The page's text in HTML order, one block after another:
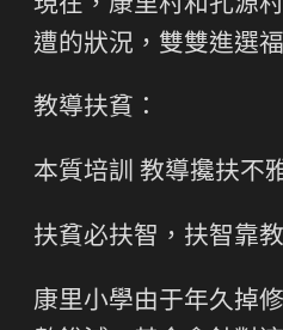
現在，康里村和孔源
遭的狀況，雙雙進選
教導扶貧：
本質培訓 教導攙扶不
扶貧必扶智，扶智靠教
康里小學由于年久掉